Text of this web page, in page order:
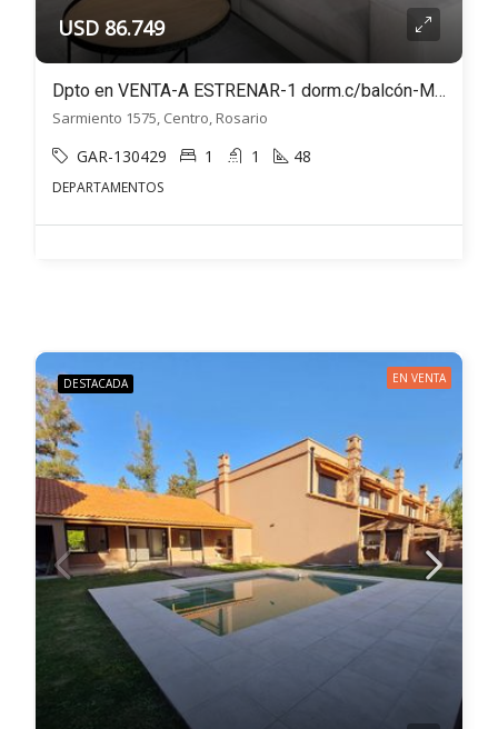
USD 86.749
Dpto en VENTA-A ESTRENAR-1 dorm.c/balcón-MONET32-Sarmiento 1500, Centro, Rosario
Sarmiento 1575, Centro, Rosario
GAR-130429 1 1 48
DEPARTAMENTOS
DESTACADA EN VENTA